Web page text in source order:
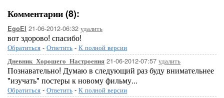
Комментарии (8):
EgoEl 21-06-2012-06:32 удалить
вот здорово! спасибо!
Обратиться - Ответить - К полной версии
Дневник_Хорошего_Настроения 21-06-2012-07:57 удалить
Познавательно! Думаю в следующий раз буду внимательнее
"изучать" постеры к новому фильму...
Обратиться - Ответить - К полной версии